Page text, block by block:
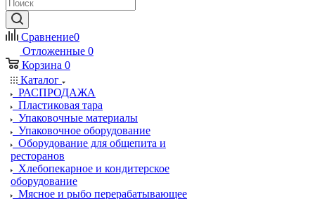
Сравнение0
Отложенные 0
Корзина 0
Каталог
РАСПРОДАЖА
Пластиковая тара
Упаковочные материалы
Упаковочное оборудование
Оборудование для общепита и
ресторанов
Хлебопекарное и кондитерское
оборудование
Мясное и рыбо перерабатывающее